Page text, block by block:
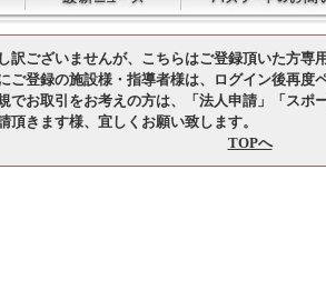
訳ございませんが、こちらはご登録頂いた方専
ご登録の施設様・指導者様は、ログイン後再度
でお取引をお考えの方は、「法人申請」「スポ
頂きます様、宜しくお願い致します。
TOPへ